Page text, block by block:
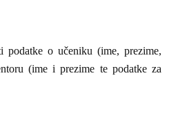
podatke o učeniku (ime, prezime,
(ime i prezime te podatke za